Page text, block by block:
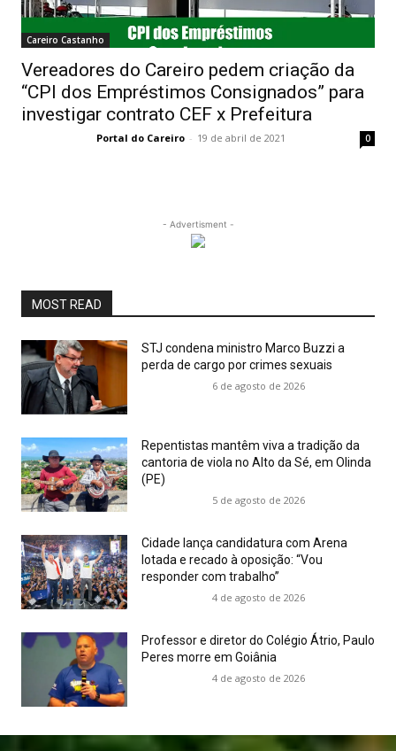
Careiro Castanho
Vereadores do Careiro pedem criação da
“CPI dos Empréstimos Consignados” para
investigar contrato CEF x Prefeitura
Portal do Careiro - 19 de abril de 2021 0
- Advertisment -
MOST READ
STJ condena ministro Marco Buzzi a
perda de cargo por crimes sexuais
6 de agosto de 2026
Repentistas mantêm viva a tradição da
cantoria de viola no Alto da Sé, em Olinda
(PE)
5 de agosto de 2026
Cidade lança candidatura com Arena
lotada e recado à oposição: “Vou
responder com trabalho”
4 de agosto de 2026
Professor e diretor do Colégio Átrio, Paulo
Peres morre em Goiânia
4 de agosto de 2026